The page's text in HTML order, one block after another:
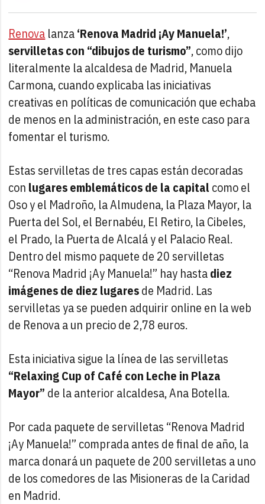
Renova lanza‘Renova Madrid ¡Ay Manuela!’,
servilletas con “dibujos de turismo”, como dijo
literalmente la alcaldesa de Madrid, Manuela
Carmona, cuando explicaba las iniciativas
creativas en políticas de comunicación que echaba
de menos en la administración, en este caso para
fomentar el turismo.
Estas servilletas de tres capas están decoradas
con lugares emblemáticos de la capitalcomo el
Oso y el Madroño, la Almudena, la Plaza Mayor, la
Puerta del Sol, el Bernabéu, El Retiro, la Cibeles,
el Prado, la Puerta de Alcalá y el Palacio Real.
Dentro del mismo paquete de 20 servilletas
“Renova Madrid ¡Ay Manuela!” hay hastadiez
imágenes de diez lugaresde Madrid. Las
servilletas ya se pueden adquirir online en la web
de Renova a un precio de 2,78 euros.
Esta iniciativa sigue la línea de las servilletas
“Relaxing Cup of Café con Leche in Plaza
Mayor” de la anterior alcaldesa, Ana Botella.
Por cada paquete de servilletas “Renova Madrid
¡Ay Manuela!” comprada antes de final de año, la
marca donará un paquete de 200 servilletas a uno
de los comedores de las Misioneras de la Caridad
en Madrid.